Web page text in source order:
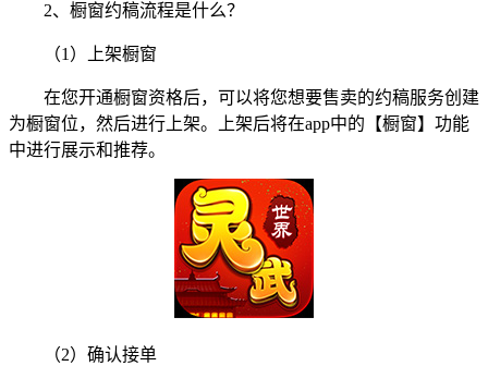
2、橱窗约稿流程是什么？
（1）上架橱窗
在您开通橱窗资格后，可以将您想要售卖的约稿服务创建
为橱窗位，然后进行上架。上架后将在app中的【橱窗】功能
中进行展示和推荐。
（2）确认接单